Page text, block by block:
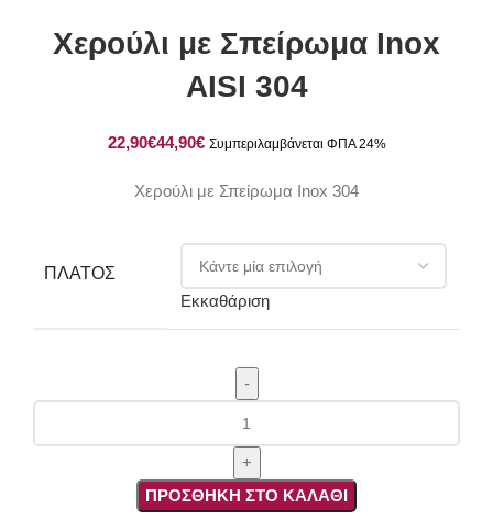
Χερούλι με Σπείρωμα Inox
AISI 304
€ €
Χερούλι με Σπείρωμα Inox 304
ΠΛΆΤΟΣ
Εκκαθάριση
ΠΡΟΣΘΉΚΗ ΣΤΟ ΚΑΛΆΘΙ